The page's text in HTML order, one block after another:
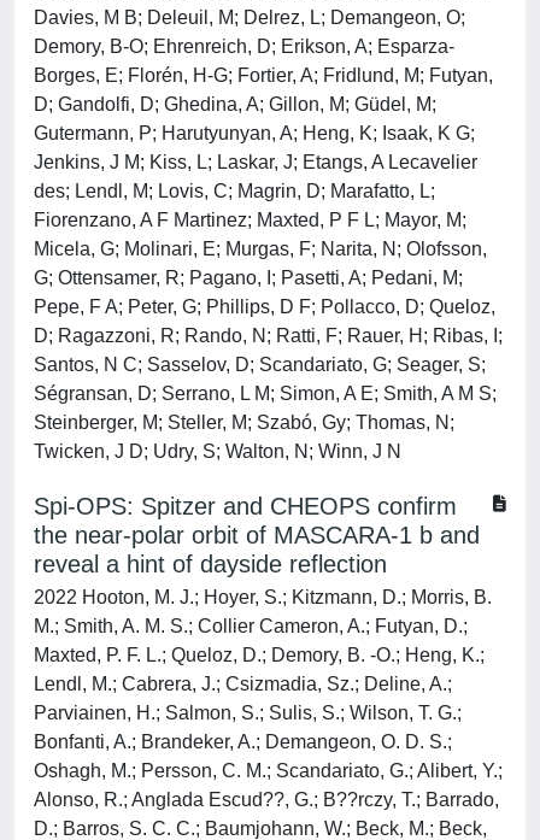
Davies, M B; Deleuil, M; Delrez, L; Demangeon, O;
Demory, B-O; Ehrenreich, D; Erikson, A; Esparza-
Borges, E; Florén, H-G; Fortier, A; Fridlund, M; Futyan,
D; Gandolfi, D; Ghedina, A; Gillon, M; Güdel, M;
Gutermann, P; Harutyunyan, A; Heng, K; Isaak, K G;
Jenkins, J M; Kiss, L; Laskar, J; Etangs, A Lecavelier
des; Lendl, M; Lovis, C; Magrin, D; Marafatto, L;
Fiorenzano, A F Martinez; Maxted, P F L; Mayor, M;
Micela, G; Molinari, E; Murgas, F; Narita, N; Olofsson,
G; Ottensamer, R; Pagano, I; Pasetti, A; Pedani, M;
Pepe, F A; Peter, G; Phillips, D F; Pollacco, D; Queloz,
D; Ragazzoni, R; Rando, N; Ratti, F; Rauer, H; Ribas, I;
Santos, N C; Sasselov, D; Scandariato, G; Seager, S;
Ségransan, D; Serrano, L M; Simon, A E; Smith, A M S;
Steinberger, M; Steller, M; Szabó, Gy; Thomas, N;
Twicken, J D; Udry, S; Walton, N; Winn, J N
Spi-OPS: Spitzer and CHEOPS confirm
the near-polar orbit of MASCARA-1 b and
reveal a hint of dayside reflection
2022 Hooton, M. J.; Hoyer, S.; Kitzmann, D.; Morris, B.
M.; Smith, A. M. S.; Collier Cameron, A.; Futyan, D.;
Maxted, P. F. L.; Queloz, D.; Demory, B. -O.; Heng, K.;
Lendl, M.; Cabrera, J.; Csizmadia, Sz.; Deline, A.;
Parviainen, H.; Salmon, S.; Sulis, S.; Wilson, T. G.;
Bonfanti, A.; Brandeker, A.; Demangeon, O. D. S.;
Oshagh, M.; Persson, C. M.; Scandariato, G.; Alibert, Y.;
Alonso, R.; Anglada Escud??, G.; B??rczy, T.; Barrado,
D.; Barros, S. C. C.; Baumjohann, W.; Beck, M.; Beck,